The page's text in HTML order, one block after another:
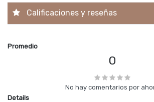
Calificaciones y reseñas
Promedio
0
No hay comentarios por
Details